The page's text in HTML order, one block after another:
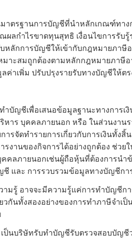
มาตรฐานการบัญชีที่นำหลักเกณฑ์ทา
ผลกำไรขาดทุนสุทธิ เงื่อนไขการรับ
หลักการบัญชีให้เข้ากับกฎหมายภาษี
มาะสมถูกต้องตามหลักกฎหมายภาษี
ค่าเพิ่ม ปรับปรุงรายรับทางบัญชีให้ต
ำบัญชีเพื่อเสนอข้อมูลฐานะทางการเ
หาร บุคคลภายนอก หรือ ในส่วนงา
การจัดทำรายการเกี่ยวกับการเงินทั้
รงานของกิจการได้อย่างถูกต้อง ช่ว
คคลภายนอกเช่นผู้ถือหุ้นที่ต้องการน
และ การรวบรวมข้อมูลทางบัญชีกา
รู้ อาจจะมีความรู้แค่การทำบัญชีกา
ยวกันทั้งสองอย่างของการทำภาษีจำ
เป็นบริษัทรับทำบัญชีรับตรวจสอบบัญชี